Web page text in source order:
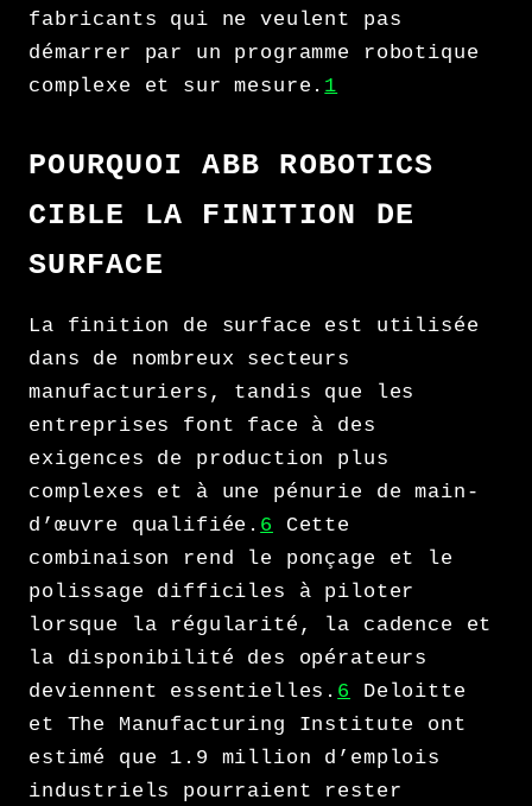
fabricants qui ne veulent pas
démarrer par un programme robotique
complexe et sur mesure. 1
POURQUOI ABB ROBOTICS
CIBLE LA FINITION DE
SURFACE
La finition de surface est utilisée
dans de nombreux secteurs
manufacturiers, tandis que les
entreprises font face à des
exigences de production plus
complexes et à une pénurie de main-
d’œuvre qualifiée. 6
Cette
combinaison rend le ponçage et le
polissage difficiles à piloter
lorsque la régularité, la cadence et
la disponibilité des opérateurs
deviennent essentielles. 6
Deloitte
et The Manufacturing Institute ont
estimé que 1.9 million d’emplois
industriels pourraient rester